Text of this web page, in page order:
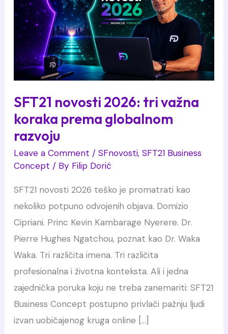
SFT21 novosti 2026: tri važna
koraka prema globalnom
razvoju
Leave a Comment / SFnovosti, SFT21 Business
Concept / By Filip Dorić
SFT21 novosti 2026 teško je promatrati kao
nekoliko potpuno odvojenih objava. Domizio
Cipriani. Princ Kevin Kambarage Nyerere. Dr.
Pierre Hughes Ngatchou, poznat kao Dr. Waka
Waka. Tri različita imena. Tri različita
profesionalna i životna konteksta. Ali i jedna
zajednička poruka koju ne treba zanemariti: SFT21
Business Concept postupno privlači pažnju ljudi
izvan uobičajenog kruga online […]